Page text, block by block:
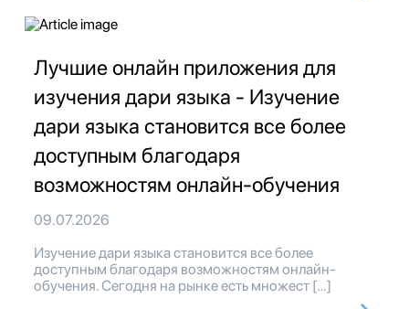
Лучшие онлайн приложения для
изучения дари языка - Изучение
дари языка становится все более
доступным благодаря
возможностям онлайн-обучения
09.07.2026
Изучение дари языка становится все более
доступным благодаря возможностям онлайн-
обучения. Сегодня на рынке есть множест […]